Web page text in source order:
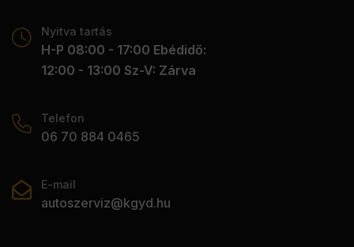
Nyitva tartás
H-P 08:00 - 17:00 Ebédidő:
12:00 - 13:00 Sz-V: Zárva
Telefon
06 70 884 0465
E-mail
autoszerviz@kgyd.hu